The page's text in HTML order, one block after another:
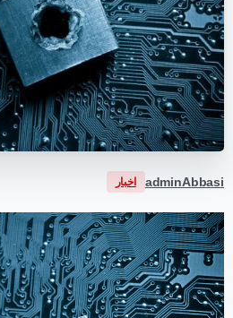
adminAbbasi اخبار